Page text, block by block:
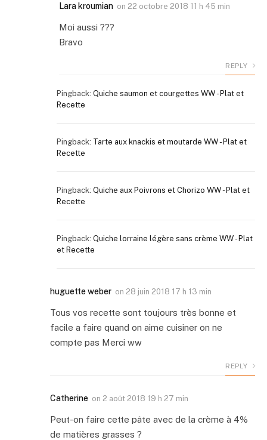
Lara kroumian on 22 octobre 2018 11 h 45 min
Moi aussi ???
Bravo
REPLY
Pingback: Quiche saumon et courgettes WW - Plat et
Recette
Pingback: Tarte aux knackis et moutarde WW - Plat et
Recette
Pingback: Quiche aux Poivrons et Chorizo WW - Plat et
Recette
Pingback: Quiche lorraine légère sans crème WW - Plat
et Recette
huguette weber on 28 juin 2018 17 h 13 min
Tous vos recette sont toujours très bonne et
facile a faire quand on aime cuisiner on ne
compte pas Merci ww
REPLY
Catherine on 2 août 2018 19 h 27 min
Peut-on faire cette pâte avec de la crème à 4%
de matières grasses ?